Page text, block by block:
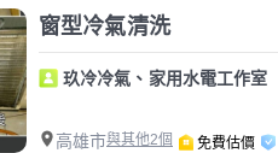
窗型冷氣清洗
玖冷冷氣、家用水電工作室
高雄市與其他2個 免費估價